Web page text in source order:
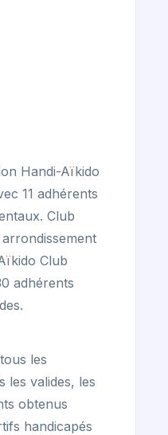
Handi-Aïkido
11 adhérents
Club
Club
adhérents
les
les valides, les
obtenus
handicapés